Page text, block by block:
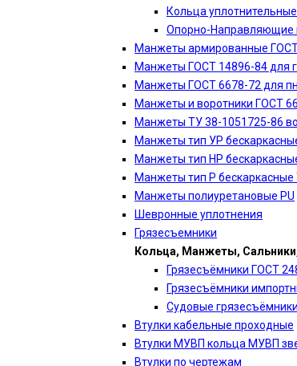
Кольца
Опорно-Направляющие
Манжеты армированные
Манжеты ГОСТ 14896-84 для
Манжеты ГОСТ 6678-72 для
Манжеты и воротники ГОСТ
Манжеты ТУ 38-1051725-86
Манжеты тип УР
Манжеты тип НР
Манжеты тип Р бескаркасные
Манжеты полиуретановые PU
Шевронные уплотнения
Грязесъемники
Кольца, Манжеты,
Грязесъёмники ГОСТ
Грязесъёмники
Судовые
Втулки кабельные проходные
Втулки МУВП кольца МУВП
Втулки по чертежам